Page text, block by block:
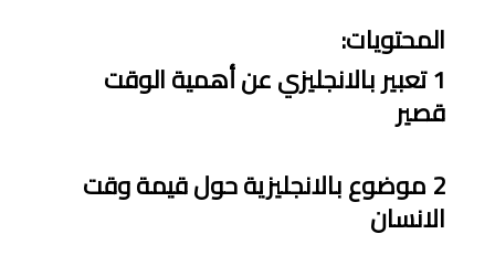
المحتويات:
1تعبير بالانجليزي عن أهمية الوقت
قصير
2موضوعبالانجليزيةحولقيمةوقت
الانسان